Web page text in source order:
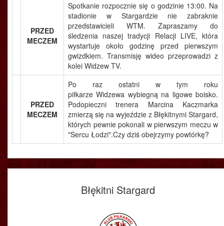
PRZED
MECZEM
Spotkanie rozpocznie się o godzinie 13:00. Na
stadionie w Stargardzie nie zabraknie
przedstawicieli WTM. Zapraszamy do
śledzenia naszej tradycji Relacji LIVE, która
wystartuje około godzinę przed pierwszym
gwizdkiem. Transmisję wideo przeprowadzi z
kolei Widzew TV.
PRZED
MECZEM
Po raz ostatni w tym roku
piłkarze Widzewa wybiegną na ligowe boisko.
Podopieczni trenera Marcina Kaczmarka
zmierzą się na wyjeździe z Błękitnymi Stargard,
których pewnie pokonali w pierwszym meczu w
"Sercu Łodzi".Czy dziś obejrzymy powtórkę?
Błękitni Stargard